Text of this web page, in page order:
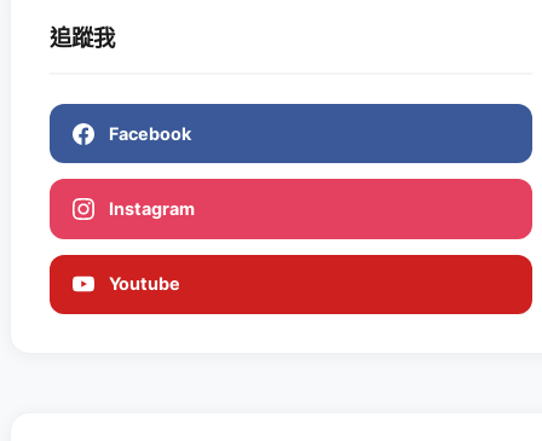
追蹤我
Facebook
Instagram
Youtube